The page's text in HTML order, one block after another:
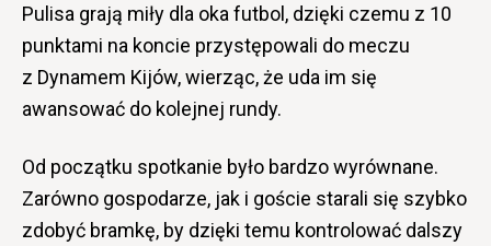
Pulisa grają miły dla oka futbol, dzięki czemu z 10
punktami na koncie przystępowali do meczu
z Dynamem Kijów, wierząc, że uda im się
awansować do kolejnej rundy.
Od początku spotkanie było bardzo wyrównane.
Zarówno gospodarze, jak i goście starali się szybko
zdobyć bramkę, by dzięki temu kontrolować dalszy